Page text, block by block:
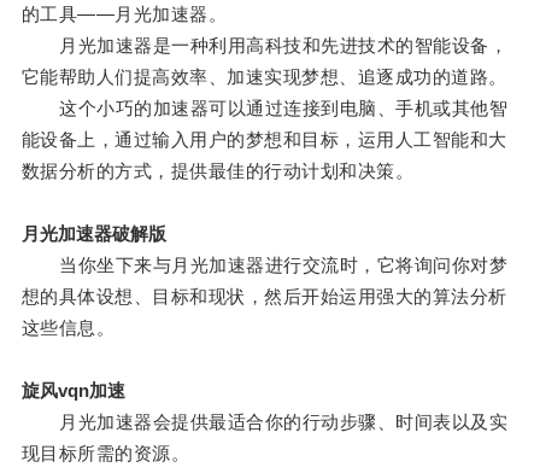
的工具——月光加速器。
月光加速器是一种利用高科技和先进技术的智能设备，
它能帮助人们提高效率、加速实现梦想、追逐成功的道路。
这个小巧的加速器可以通过连接到电脑、手机或其他智
能设备上，通过输入用户的梦想和目标，运用人工智能和大
数据分析的方式，提供最佳的行动计划和决策。
月光加速器破解版
当你坐下来与月光加速器进行交流时，它将询问你对梦
想的具体设想、目标和现状，然后开始运用强大的算法分析
这些信息。
旋风vqn加速
月光加速器会提供最适合你的行动步骤、时间表以及实
现目标所需的资源。